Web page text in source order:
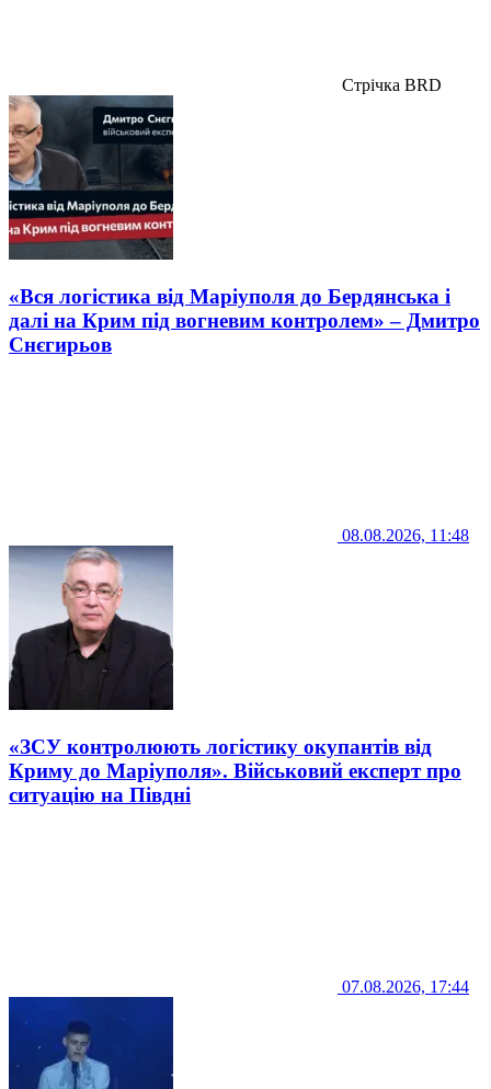
Стрічка BRD
«Вся логістика від Маріуполя до Бердянська і
далі на Крим під вогневим контролем» – Дмитро
Снєгирьов
08.08.2026, 11:48
«ЗСУ контролюють логістику окупантів від
Криму до Маріуполя». Військовий експерт про
ситуацію на Півдні
07.08.2026, 17:44